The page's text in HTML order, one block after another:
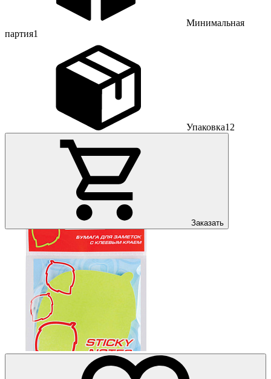
Минимальная
партия1
Упаковка12
Заказать